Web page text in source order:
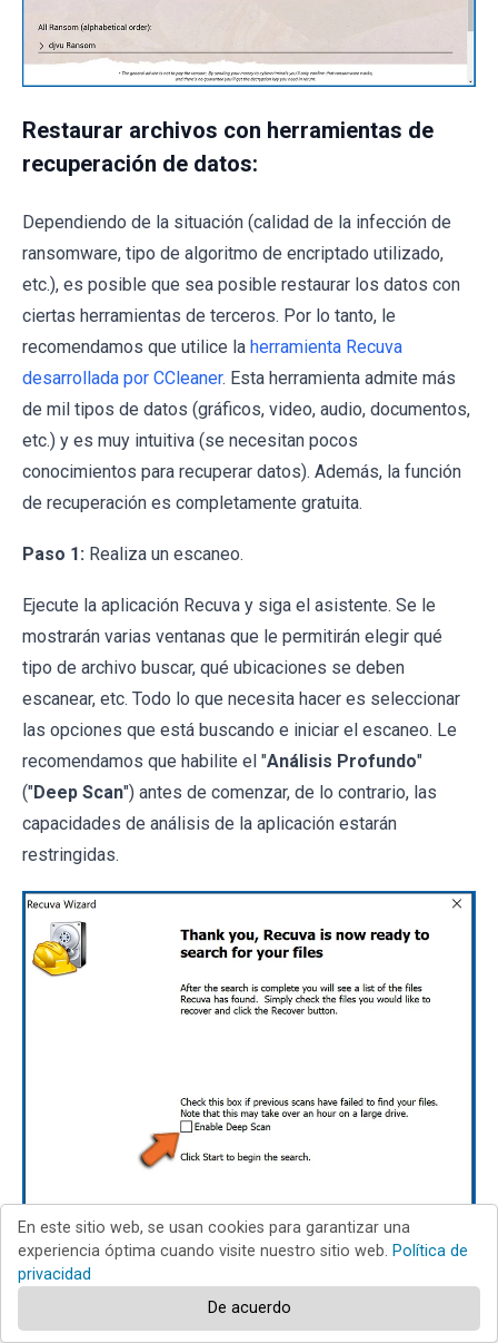
Restaurar archivos con herramientas de
recuperación de datos:
Dependiendo de la situación (calidad de la infección de
ransomware, tipo de algoritmo de encriptado utilizado,
etc.), es posible que sea posible restaurar los datos con
ciertas herramientas de terceros. Por lo tanto, le
recomendamos que utilice la herramienta Recuva
desarrollada por CCleaner. Esta herramienta admite más
de mil tipos de datos (gráficos, video, audio, documentos,
etc.) y es muy intuitiva (se necesitan pocos
conocimientos para recuperar datos). Además, la función
de recuperación es completamente gratuita.
Paso 1: Realiza un escaneo.
Ejecute la aplicación Recuva y siga el asistente. Se le
mostrarán varias ventanas que le permitirán elegir qué
tipo de archivo buscar, qué ubicaciones se deben
escanear, etc. Todo lo que necesita hacer es seleccionar
las opciones que está buscando e iniciar el escaneo. Le
recomendamos que habilite el "Análisis Profundo"
("Deep Scan") antes de comenzar, de lo contrario, las
capacidades de análisis de la aplicación estarán
restringidas.
Espere a que Recuva complete el escaneo. La duración
En este sitio web, se usan cookies para garantizar una
experiencia óptima cuando visite nuestro sitio web. Política de
privacidad
De acuerdo